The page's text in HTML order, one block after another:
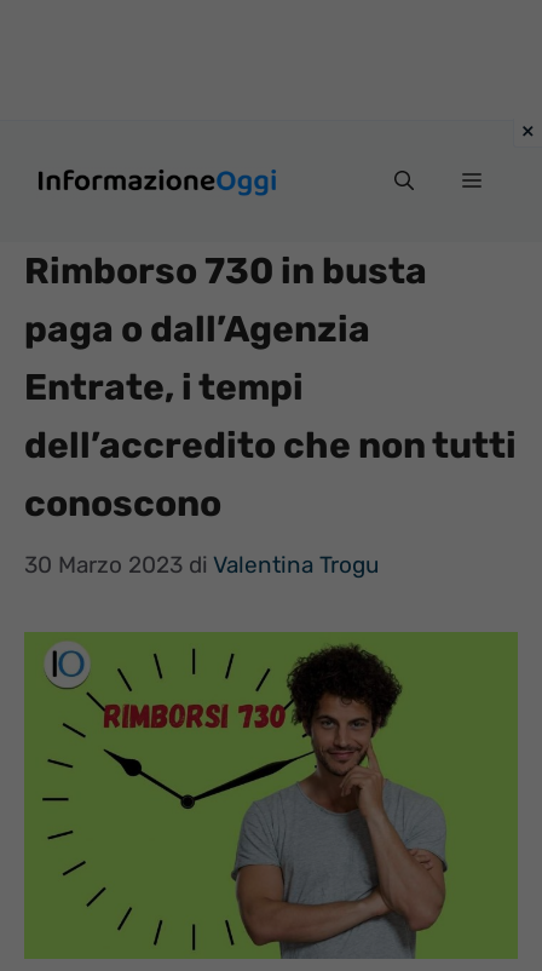
Menu
Rimborso 730 in busta
paga o dall’Agenzia
Entrate, i tempi
dell’accredito che non tutti
conoscono
30 Marzo 2023 di Valentina Trogu